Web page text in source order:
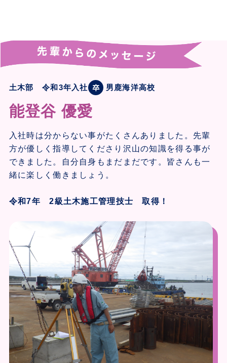
土木部 令和3年入社 男鹿海洋高校
能登谷 優愛
入社時は分からない事がたくさんありました。先輩
方が優しく指導してくださり沢山の知識を得る事が
できました。自分自身もまだまだです。皆さんも一
緒に楽しく働きましょう。
令和7年 2級土木施工管理技士 取得！